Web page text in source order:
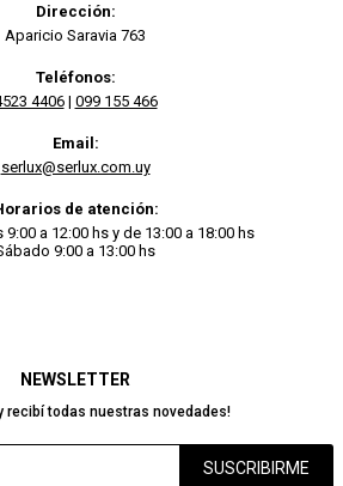
NEWSLETTER
recibí todas nuestras novedades!
SUSCRIBIRME
Dirección:
Aparicio Saravia 763
Teléfonos:
4406| 099 155 466
Email:
serlux@serlux.com.uy
de atención:
9:00 a 12:00 hs y de 13:00 a 18:00 hs
9:00 a 13:00 hs